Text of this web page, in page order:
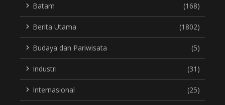
Batam (168)
Berita Utama (1802)
Budaya dan Pariwisata (5)
Industri (31)
Internasional (25)